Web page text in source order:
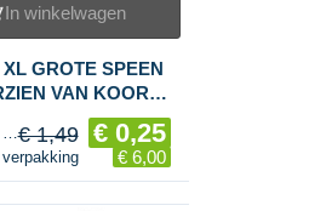
In winkelwagen
XL GROTE SPEEN
VAN KOORD
(24st.)
Prijs per stuk€ 1,49 € 0,25
€ 6,00